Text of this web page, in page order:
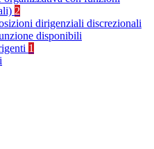
2
dirigenziali discrezionali
disponibili
1